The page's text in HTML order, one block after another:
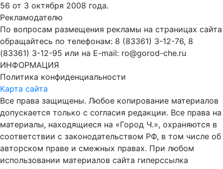
56 от 3 октября 2008 года.
Рекламодателю
По вопросам размещения рекламы на страницах сайта
обращайтесь по телефонам: 8 (83361) 3-12-76, 8
(83361) 3-12-95 или на E-mail: ro@gorod-che.ru
ИНФОРМАЦИЯ
Политика конфиденциальности
Карта сайта
Все права защищены. Любое копирование материалов
допускается только с согласия редакции. Все права на
материалы, находящиеся на «Город Ч.», охраняются в
соответствии с законодательством РФ, в том числе об
авторском праве и смежных правах. При любом
использовании материалов сайта гиперссылка